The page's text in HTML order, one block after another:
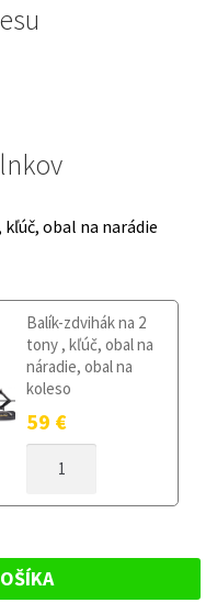
obal na narádie
Balík-zdvihák na 2
tony , kľúč, obal na
náradie, obal na
koleso
59 €
DOJAZDOVÉ
III
RS